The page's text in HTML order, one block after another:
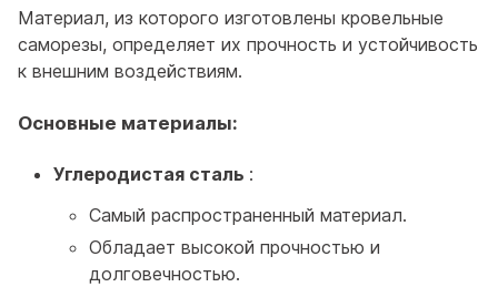
Материал, из которого изготовлены кровельные
саморезы, определяет их прочность и устойчивость
к внешним воздействиям.
Основные материалы:
Углеродистая сталь :
Самый распространенный материал.
Обладает высокой прочностью и
долговечностью.